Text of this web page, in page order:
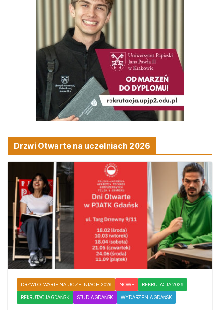
Drzwi Otwarte na uczelniach 2026
DRZWI OTWARTE NA UCZELNIACH 2026 NOWE REKRUTACJA 2026
REKRUTACJA GDAŃSK STUDIA GDAŃSK WYDARZENIA GDAŃSK